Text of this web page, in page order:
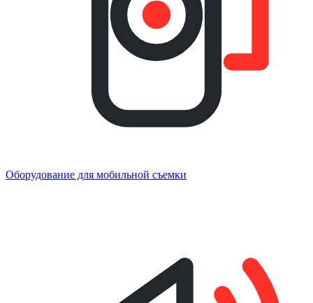
Оборудование для мобильной съемки